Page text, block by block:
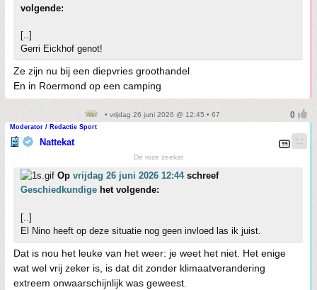
volgende:
[..]
Gerri Eickhof genot!
Ze zijn nu bij een diepvries groothandel
En in Roermond op een camping
• vrijdag 26 juni 2026 @ 12:45 • 67
Moderator / Redactie Sport
Nattekat
De roze zeekat
Op vrijdag 26 juni 2026 12:44schreef
Geschiedkundige het volgende:
[..]
El Nino heeft op deze situatie nog geen invloed las ik juist.
Dat is nou het leuke van het weer: je weet het niet. Het enige
wat wel vrij zeker is, is dat dit zonder klimaatverandering
extreem onwaarschijnlijk was geweest.